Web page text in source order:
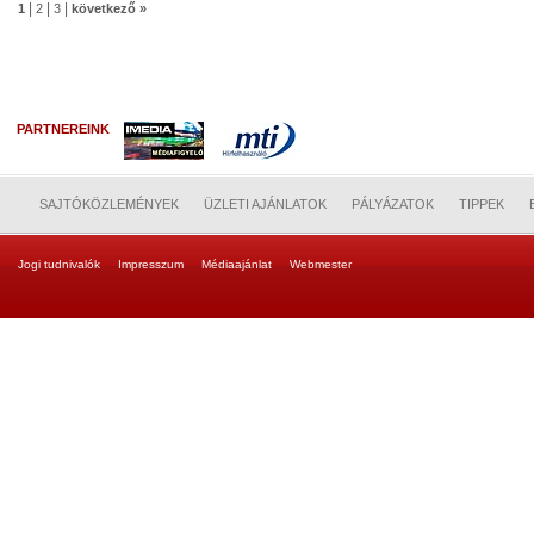
1 2 3 következő »
PARTNEREINK
SAJTÓKÖZLEMÉNYEK ÜZLETI AJÁNLATOK PÁLYÁZATOK TIPPEK
Jogi tudnivalók Impresszum Médiaajánlat Webmester